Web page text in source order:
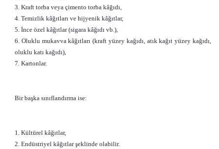
3. Kraft torba veya çimento torba kâğıdı,
4. Temizlik kâğıtları ve hijyenik kâğıtlar,
5. İnce özel kâğıtlar (sigara kâğıdı vb.),
6. Oluklu mukavva kâğıtları (kraft yüzey kağıdı, atık kağıt yüzey kağıdı,
oluklu katı kağıdı),
7. Kartonlar.
Bir başka sınıflandırma ise:
1. Kültürel kâğıtlar,
2. Endüstriyel kâğıtlar şeklinde olabilir.